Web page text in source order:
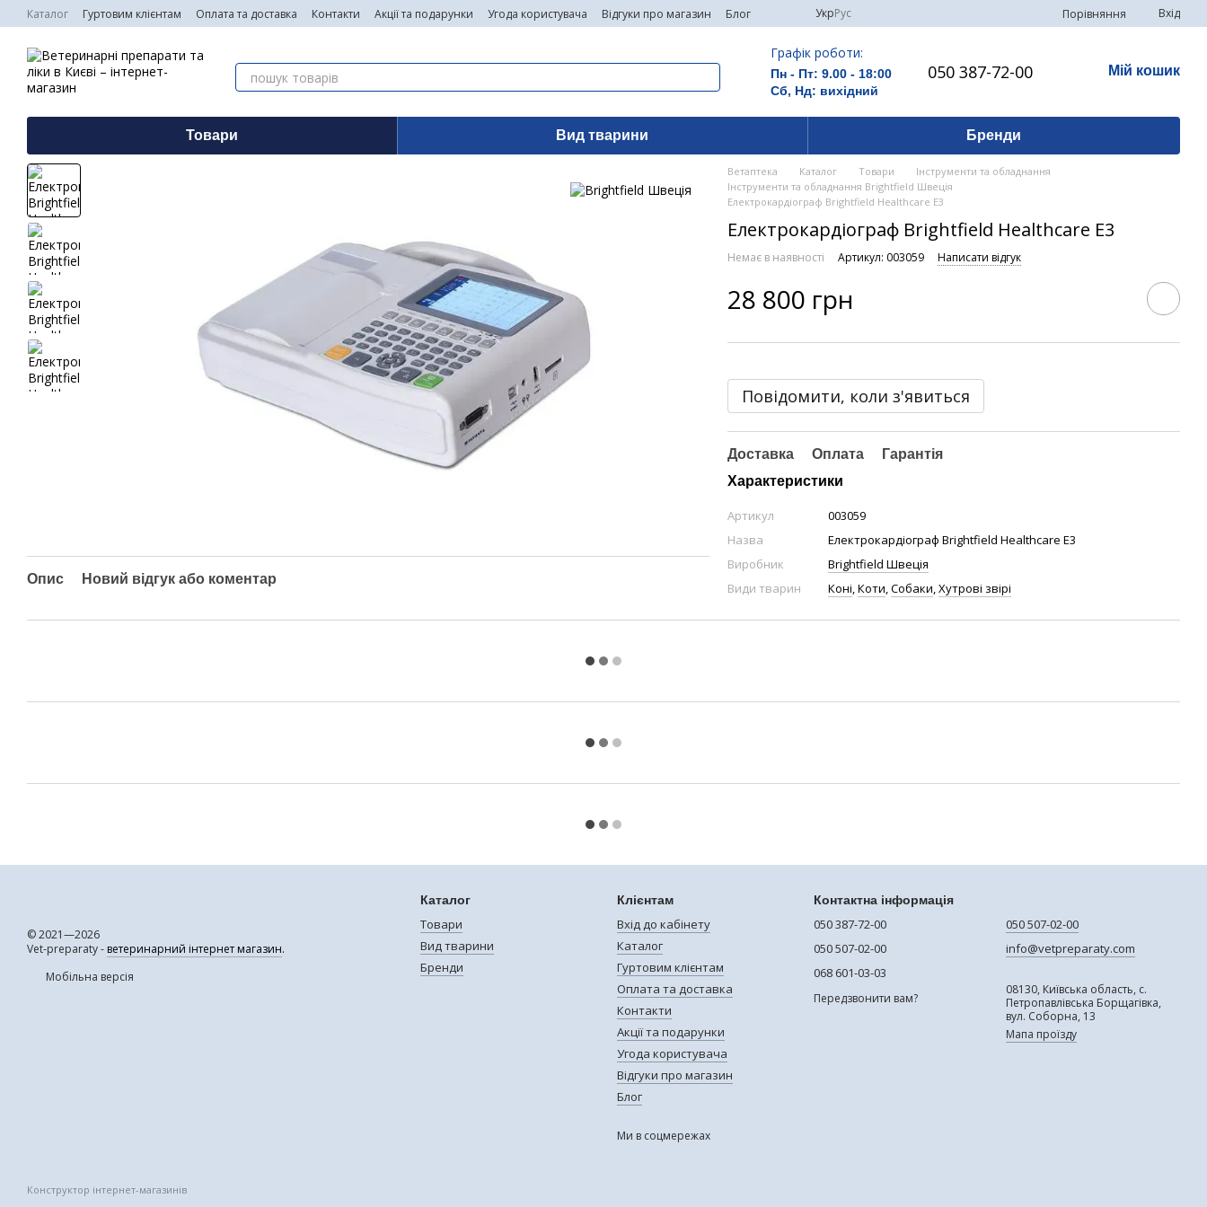
Перейти до основного контенту
Каталог Гуртовим клієнтам Оплата та доставка Контакти Акції та подарунки Угода користувача Відгуки про магазин Блог УкрРус Порівняння Вхід
Графік роботи:
Пн - Пт: 9.00 - 18:00
Сб, Нд: вихідний
050 387-72-00 Мій кошик
Товари Вид тварини Бренди
Опис Новий відгук або коментар
Ветаптека Каталог Товари
Інструменти та обладнання
Інструменти та обладнання Brightfield Швеція
Електрокардіограф Brightfield Healthcare E3
Електрокардіограф Brightfield Healthcare E3
Немає в наявності Артикул: 003059 Написати відгук
28 800 грн
Повідомити, коли з'явиться
Доставка Оплата
Гарантія
Характеристики
Артикул
003059
Назва
Електрокардіограф Brightfield Healthcare E3
Виробник
Brightfield Швеція
Види тварин
Коні,Коти,Собаки,Хутрові звірі
© 2021—2026
Vet-preparaty - ветеринарний інтернет магазин.
Мобільна версія
Конструктор інтернет-магазинів
Каталог
Товари
Вид тварини
Бренди
Клієнтам
Вхід до кабінету
Каталог
Гуртовим клієнтам
Оплата та доставка
Контакти
Акції та подарунки
Угода користувача
Відгуки про магазин
Блог
Ми в соцмережах
Контактна інформація
050 387-72-00
050 507-02-00
068 601-03-03
Передзвонити вам?
050 507-02-00
info@vetpreparaty.com
08130, Київська область, с.
Петропавлівська Борщагівка,
вул. Соборна, 13
Мапа проїзду